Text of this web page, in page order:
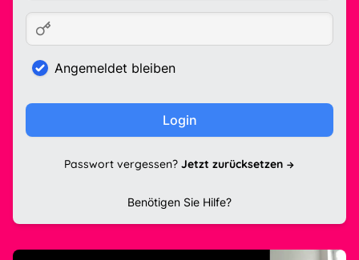
Angemeldet bleiben
Login
Passwort vergessen? Jetzt zurücksetzen
Benötigen Sie Hilfe?